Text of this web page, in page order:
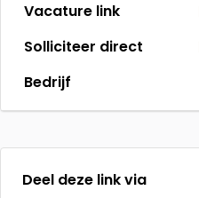
Vacature link
Solliciteer direct
Bedrijf
Deel deze link via